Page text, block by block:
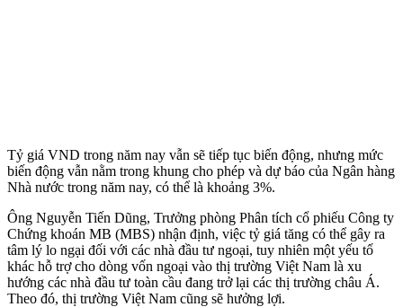
Tỷ giá VND trong năm nay vẫn sẽ tiếp tục biến động, nhưng mức
biến động vẫn nằm trong khung cho phép và dự báo của Ngân hàng
Nhà nước trong năm nay, có thể là khoảng 3%.
Ông Nguyễn Tiến Dũng, Trưởng phòng Phân tích cổ phiếu Công ty
Chứng khoán MB (MBS) nhận định, việc tỷ giá tăng có thể gây ra
tâm lý lo ngại đối với các nhà đầu tư ngoại, tuy nhiên một yếu tố
khác hỗ trợ cho dòng vốn ngoại vào thị trường Việt Nam là xu
hướng các nhà đầu tư toàn cầu đang trở lại các thị trường châu Á.
Theo đó, thị trường Việt Nam cũng sẽ hưởng lợi.